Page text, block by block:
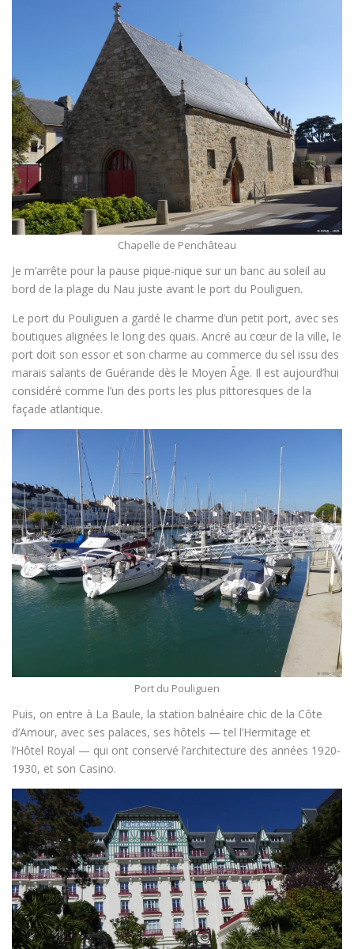
Chapelle de Penchâteau
Je m’arrête pour la pause pique-nique sur un banc au soleil au
bord de la plage du Nau juste avant le port du Pouliguen.
Le port du Pouliguen a gardé le charme d’un petit port, avec ses
boutiques alignées le long des quais. Ancré au cœur de la ville, le
port doit son essor et son charme au commerce du sel issu des
marais salants de Guérande dès le Moyen Âge. Il est aujourd’hui
considéré comme l’un des ports les plus pittoresques de la
façade atlantique.
Port du Pouliguen
Puis, on entre à La Baule, la station balnéaire chic de la Côte
d’Amour, avec ses palaces, ses hôtels — tel l’Hermitage et
l’Hôtel Royal — qui ont conservé l’architecture des années 1920-
1930, et son Casino.